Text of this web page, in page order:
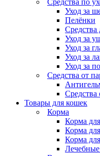
Средства по
Уход за
Пелёнки
Средства
Уход за
Уход за
Уход за
Уход за
Средства от
Средства
Товары для кошек
Корма
Корма
Корма
Корма